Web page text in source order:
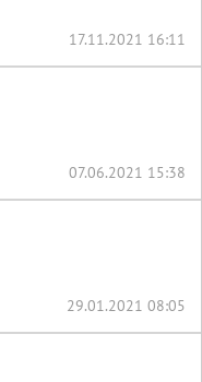
17.11.2021 16:11
07.06.2021 15:38
29.01.2021 08:05